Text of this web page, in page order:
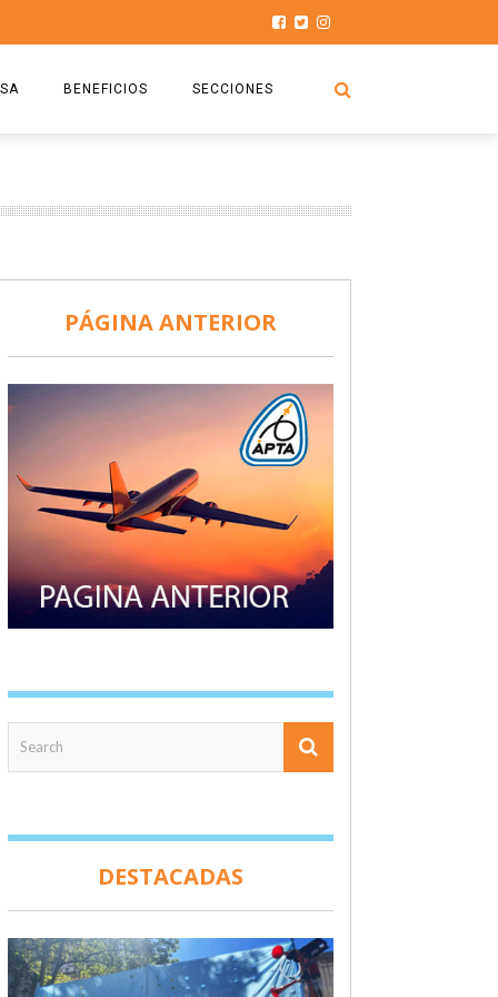
BENEFICIOS
COMISIÓN
DOCUMENTOS
SEGURO DE SEPELIOS
SECCIONES
HISTORIAS DE LUCHA
TURISMO Y RECREACIÓN
PÁGINA ANTERIOR
DESTACADAS